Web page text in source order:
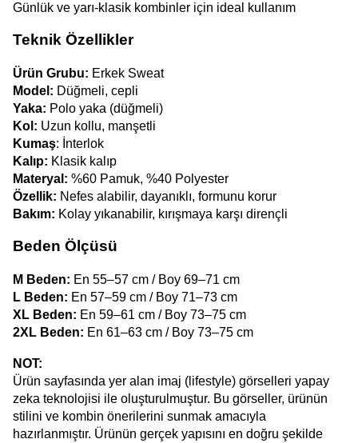
Günlük ve yarı-klasik kombinler için ideal kullanım
Teknik Özellikler
Ürün Grubu: Erkek Sweat
Model: Düğmeli, cepli
Yaka: Polo yaka (düğmeli)
Kol: Uzun kollu, manşetli
Kumaş: İnterlok
Kalıp: Klasik kalıp
Materyal: %60 Pamuk, %40 Polyester
Özellik: Nefes alabilir, dayanıklı, formunu korur
Bakım: Kolay yıkanabilir, kırışmaya karşı dirençli
Beden Ölçüsü
M Beden: En 55–57 cm / Boy 69–71 cm
L Beden: En 57–59 cm / Boy 71–73 cm
XL Beden: En 59–61 cm / Boy 73–75 cm
2XL Beden: En 61–63 cm / Boy 73–75 cm
NOT:
Ürün sayfasında yer alan imaj (lifestyle) görselleri yapay
zeka teknolojisi ile oluşturulmuştur. Bu görseller, ürünün
stilini ve kombin önerilerini sunmak amacıyla
hazırlanmıştır. Ürünün gerçek yapısını en doğru şekilde